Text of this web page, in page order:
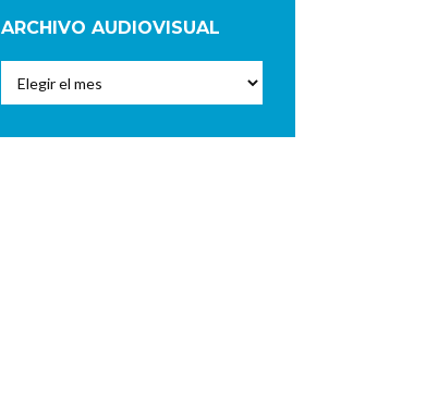
ARCHIVO AUDIOVISUAL
Audiovisual